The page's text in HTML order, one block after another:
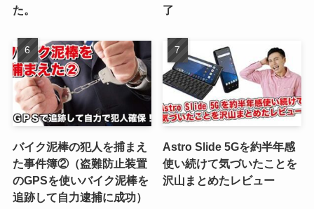
た。
了
バイク泥棒の犯人を捕まえ
た事件簿②（盗難防止装置
のGPSを使いバイク泥棒を
追跡して自力逮捕に成功）
Astro Slide 5Gを約半年感
使い続けて気づいたことを
沢山まとめたレビュー